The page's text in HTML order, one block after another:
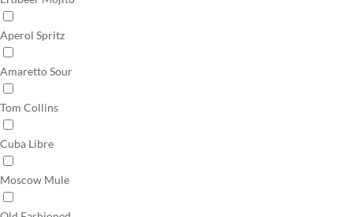
Aperol Spritz
Amaretto Sour
Tom Collins
Cuba Libre
Moscow Mule